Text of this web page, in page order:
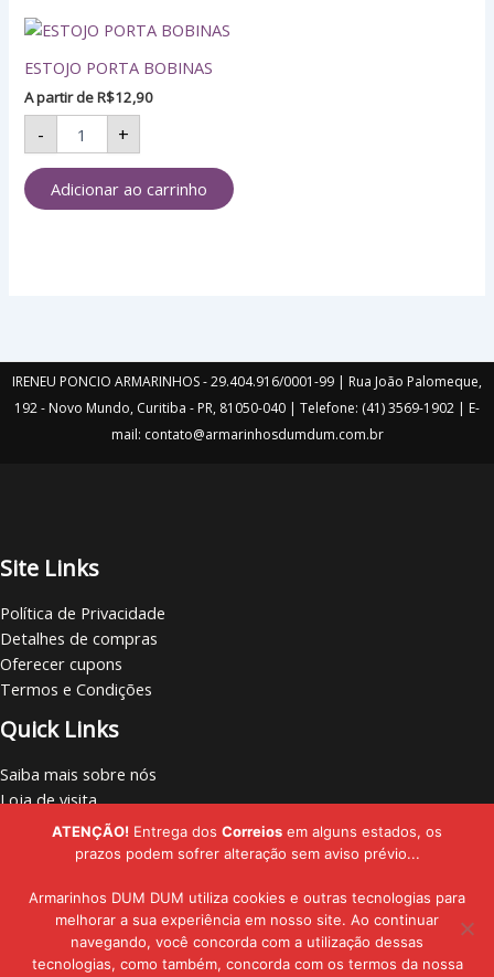
ESTOJO PORTA BOBINAS
A partir deR$12,90
-
ESTOJO
BOBINAS
quantidade
+
Adicionar ao carrinho
IRENEU PONCIO ARMARINHOS - 29.404.916/0001-99 | Rua João Palomeque,
192 - Novo Mundo, Curitiba - PR, 81050-040 | Telefone: (41) 3569-1902 | E-
mail: contato@armarinhosdumdum.com.br
Site Links
Política de Privacidade
Detalhes de compras
Oferecer cupons
Termos e Condições
Quick Links
Saiba mais sobre nós
Loja de visita
Vamos nos conectar
Localize lojas
Copyright © - 2019 - 2026 | Armarinhos DUM DUM | Todos os Direitos
ATENÇÃO! Entrega dos Correios em alguns estados, os
prazos podem sofrer alteração sem aviso prévio...
Armarinhos DUM DUM utiliza cookies e outras tecnologias para
melhorar a sua experiência em nosso site. Ao continuar
navegando, você concorda com a utilização dessas
tecnologias, como também, concorda com os termos da nossa